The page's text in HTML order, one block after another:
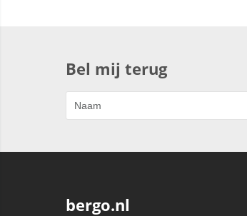
Bel mij terug
bergo.nl